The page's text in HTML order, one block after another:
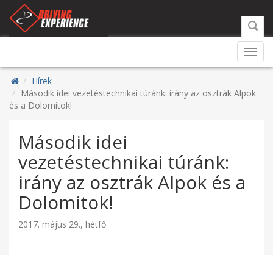
Hírek
Második idei vezetéstechnikai túránk: irány az osztrák Alpok
és a Dolomitok!
Második idei
vezetéstechnikai túránk:
irány az osztrák Alpok és a
Dolomitok!
2017. május 29., hétfő